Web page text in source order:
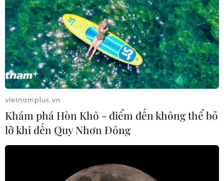
vietnamplus.vn
Khám phá Hòn Khô - điểm đến không thể bỏ
lỡ khi đến Quy Nhơn Đông